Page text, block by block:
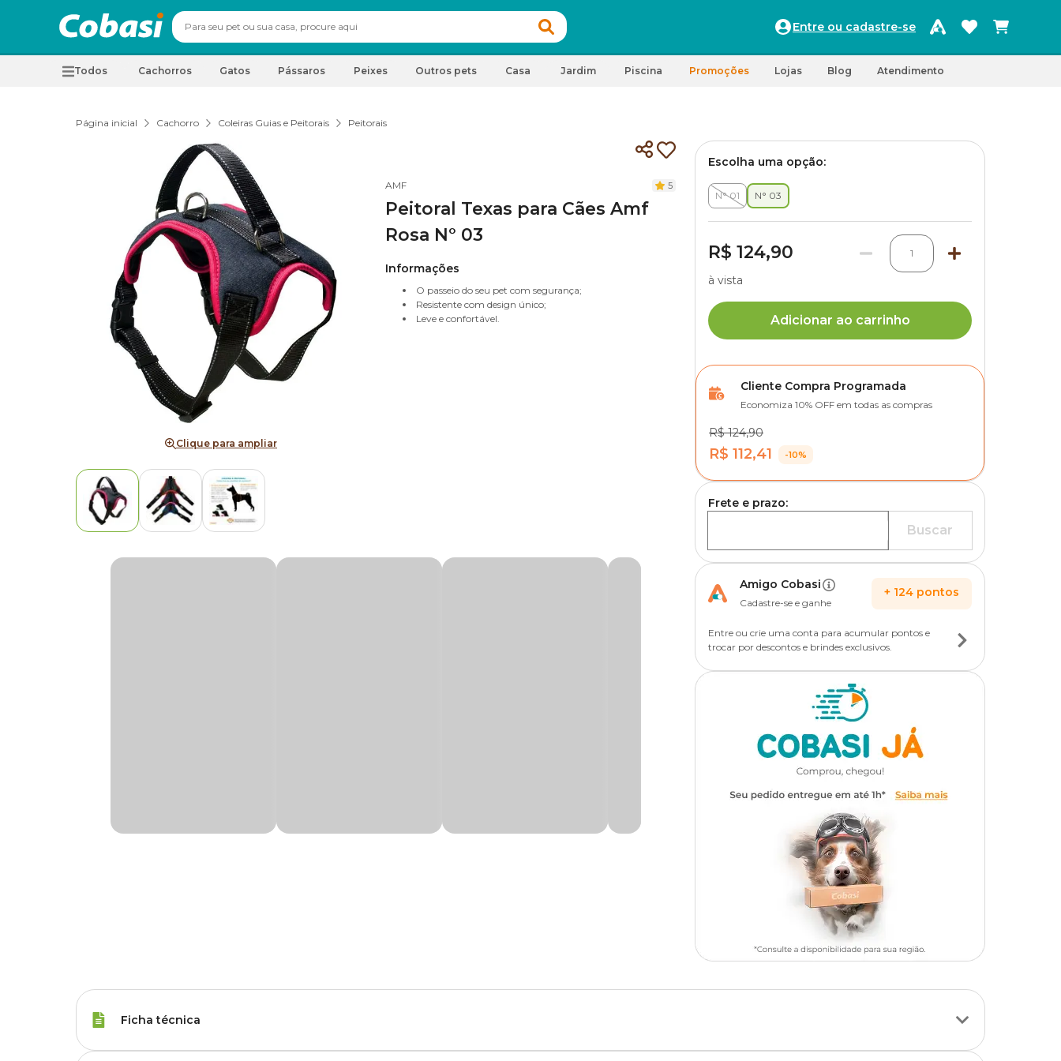
Entre ou cadastre-se
Todos Cachorros Gatos Pássaros Peixes Outros pets Casa Jardim Piscina Promoções Lojas Blog Atendimento
Página inicial Cachorro Coleiras Guias e Peitorais Peitorais
Clique para ampliar
AMF 5
Peitoral Texas para Cães Amf
Rosa N° 03
Informações
O passeio do seu pet com segurança;
Resistente com design único;
Leve e confortável.
Escolha uma opção:
N° 01 N° 03
R$ 124,90 1
à vista
Adicionar ao carrinho
Cliente Compra Programada
Economiza 10% OFF em todas as compras
R$ 124,90
R$ 112,41 -10%
Frete e prazo:
Buscar
Amigo Cobasi
Cadastre-se e ganhe
+ 124 pontos
Entre ou crie uma conta para acumular pontos e
trocar por descontos e brindes exclusivos.
Ficha técnica